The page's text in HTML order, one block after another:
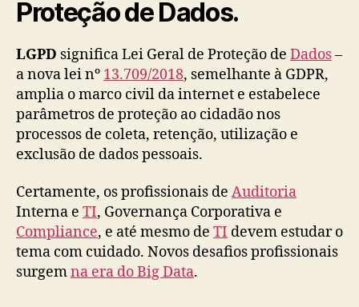
Proteção de Dados.
LGPD significa Lei Geral de Proteção de Dados–
a nova lei nº 13.709/2018, semelhante à GDPR,
amplia o marco civil da internet e estabelece
parâmetros de proteção ao cidadão nos
processos de coleta, retenção, utilização e
exclusão de dados pessoais.
Certamente, os profissionais de Auditoria
Interna e TI, Governança Corporativa e
Compliance, e até mesmo de TI devem estudar o
tema com cuidado. Novos desafios profissionais
surgemna era do Big Data.